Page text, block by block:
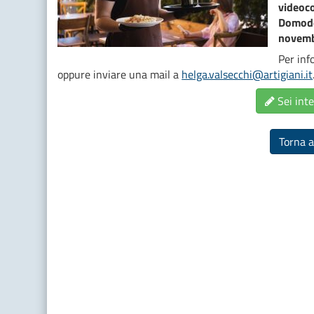
Per
oppure inviare una mail a helga.valsecchi@artigiani.it
Sei
Torna